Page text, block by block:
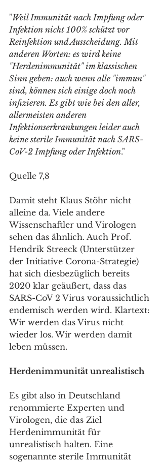
"Weil Immunität nach Impfung oder
Infektion nicht 100% schützt vor
Reinfektion und Ausscheidung. Mit
anderen Worten: es wird keine
"Herdenimmunität" im klassischen
Sinn geben: auch wenn alle "immun"
sind, können sich einige doch noch
infizieren. Es gibt wie bei den aller,
allermeisten anderen
Infektionserkrankungen leider auch
keine sterile Immunität nach SARS-
CoV-2 Impfung oder Infektion."
Quelle 7,8
Damit steht Klaus Stöhr nicht
alleine da. Viele andere
Wissenschaftler und Virologen
sehen das ähnlich. Auch Prof.
Hendrik Streeck (Unterstützer
der Initiative Corona-Strategie)
hat sich diesbezüglich bereits
2020 klar geäußert, dass das
SARS-CoV 2 Virus voraussichtlich
endemisch werden wird. Klartext:
Wir werden das Virus nicht
wieder los. Wir werden damit
leben müssen.
Herdenimmunität unrealistisch
Es gibt also in Deutschland
renommierte Experten und
Virologen, die das Ziel
Herdenimmunität für
unrealistisch halten. Eine
sogenannte sterile Immunität